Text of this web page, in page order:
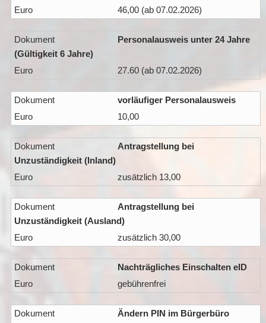
46,00 (ab 07.02.2026)
Personalausweis unter 24 Jahre
(Gültigkeit 6 Jahre)
27.60 (ab 07.02.2026)
vorläufiger Personalausweis
10,00
Antragstellung bei
Unzuständigkeit (Inland)
zusätzlich 13,00
Antragstellung bei
Unzuständigkeit (Ausland)
zusätzlich 30,00
Nachträgliches Einschalten eID
gebührenfrei
Ändern PIN im Bürgerbüro